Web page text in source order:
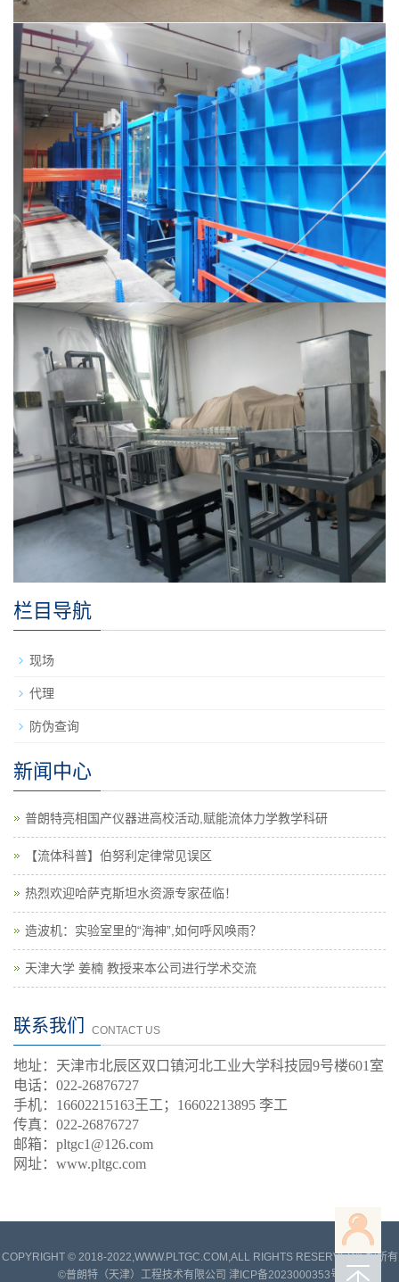
栏目导航
现场
代理
防伪查询
新闻中心
普朗特亮相国产仪器进高校活动,赋能流体力学教学科研
【流体科普】伯努利定律常见误区
热烈欢迎哈萨克斯坦水资源专家莅临！
造波机：实验室里的“海神”,如何呼风唤雨？
天津大学 姜楠 教授来本公司进行学术交流
联系我们 CONTACT US
地址：天津市北辰区双口镇河北工业大学科技园9号楼601室
电话：022-26876727
手机： 16602215163王工； 16602213895 李工
传真：022-26876727
邮箱：pltgc1@126.com
网址：www.pltgc.com
COPYRIGHT © 2018-2022,WWW.PLTGC.COM,ALL RIGHTS RESERVED版权所有
©普朗特（天津）工程技术有限公司 津ICP备2023000353号